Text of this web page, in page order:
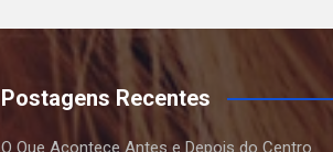
Postagens Recentes
O Que Acontece Antes e Depois do Centro